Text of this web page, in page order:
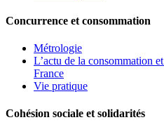
Concurrence et consommation
Métrologie
L’actu de la consommation
France
Vie pratique
Cohésion sociale et solidarités